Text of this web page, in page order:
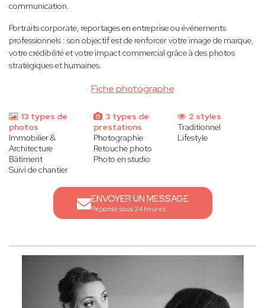
Fiche photographe
communication.
Portraits corporate, reportages en entreprise ou événements
professionnels : son objectif est de renforcer votre image de marque,
votre crédibilité et votre impact commercial grâce à des photos
stratégiques et humaines.
13 types de
photos
Immobilier &
Architecture
Bâtiment
Suivi de chantier
3 types de
prestations
Photographie
Retouche photo
Photo en studio
2 styles
Traditionnel
Lifestyle
ENVOYER UN MESSAGE
Réponse sous 24 heures